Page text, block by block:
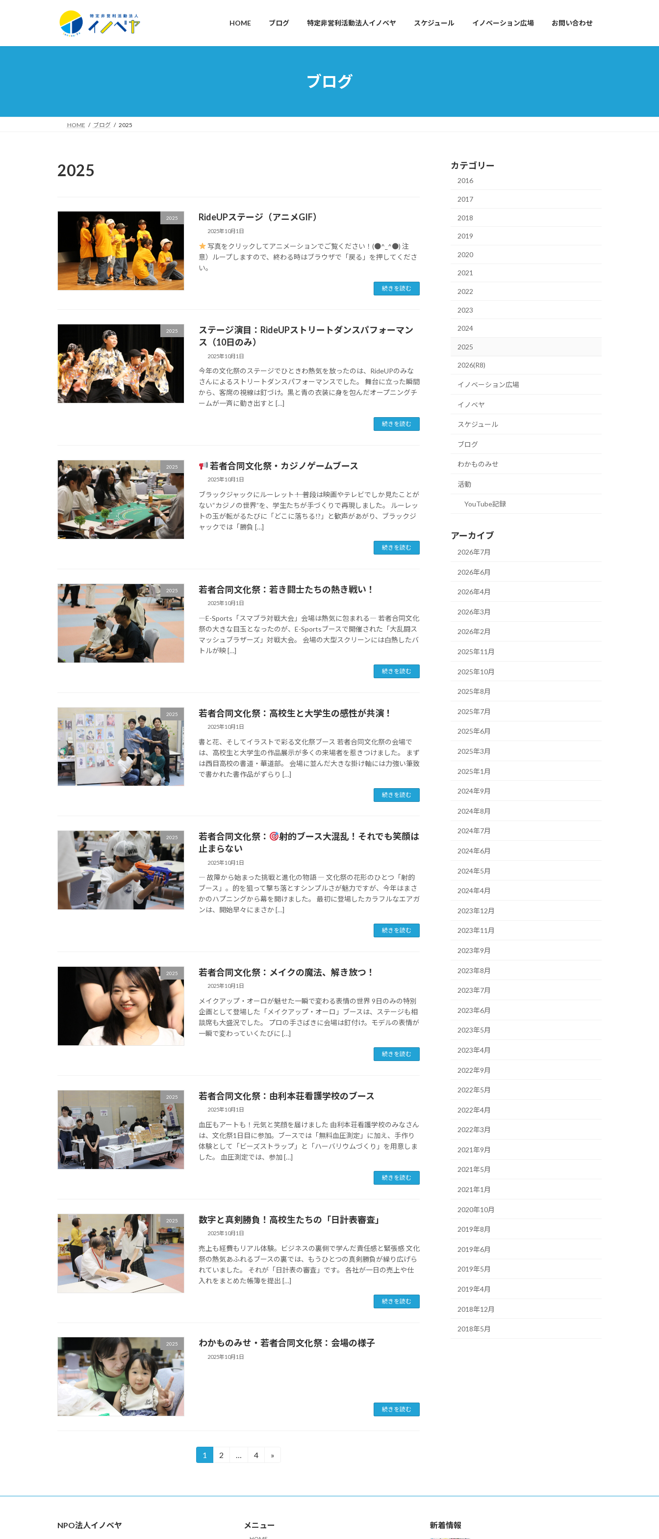
HOME ブログ 特定非営利活動法人イノベヤ スケジュール イノベーション広場 お問い合わせ
ブログ
HOME ブログ 2025
2025
2025 RideUPステージ（アニメGIF）
2025年10月1日
写真をクリックしてアニメーションでご覧ください！(●^_^●) 注
意）ループしますので、終わる時はブラウザで「戻る」を押してくださ
い。
続きを読む
2025
ステージ演目：RideUPストリートダンスパフォーマン
ス（10日のみ）
2025年10月1日
今年の文化祭のステージでひときわ熱気を放ったのは、RideUPのみな
さんによるストリートダンスパフォーマンスでした。 舞台に立った瞬間
から、客席の視線は釘づけ。黒と青の衣装に身を包んだオープニングチ
ームが一斉に動き出すと […]
続きを読む
2025 若者合同文化祭・カジノゲームブース
2025年10月1日
ブラックジャックにルーレット――！ 普段は映画やテレビでしか見たことが
ない“カジノの世界”を、学生たちが手づくりで再現しました。 ルーレッ
トの玉が転がるたびに「どこに落ちる!?」と歓声があがり、ブラックジ
ャックでは「勝負 […]
続きを読む
2025 若者合同文化祭：若き闘士たちの熱き戦い！
2025年10月1日
―E-Sports「スマブラ対戦大会」会場は熱気に包まれる― 若者合同文化
祭の大きな目玉となったのが、E-Sportsブースで開催された「大乱闘ス
マッシュブラザーズ」対戦大会。 会場の大型スクリーンには白熱したバ
トルが映 […]
続きを読む
2025 若者合同文化祭：高校生と大学生の感性が共演！
2025年10月1日
書と花、そしてイラストで彩る文化祭ブース 若者合同文化祭の会場で
は、高校生と大学生の作品展示が多くの来場者を惹きつけました。 まず
は西目高校の書道・華道部。 会場に並んだ大きな掛け軸には力強い筆致
で書かれた書作品がずらり […]
続きを読む
2025 若者合同文化祭：
射的ブース大混乱！それでも笑顔は
止まらない
2025年10月1日
― 故障から始まった挑戦と進化の物語 ― 文化祭の花形のひとつ「射的
ブース」。的を狙って撃ち落とすシンプルさが魅力ですが、今年はまさ
かのハプニングから幕を開けました。 最初に登場したカラフルなエアガ
ンは、開始早々にまさか […]
続きを読む
2025 若者合同文化祭：メイクの魔法、解き放つ！
2025年10月1日
メイクアップ・オーロが魅せた一瞬で変わる表情の世界 9日のみの特別
企画として登場した「メイクアップ・オーロ」ブースは、ステージも相
談席も大盛況でした。 プロの手さばきに会場は釘付け。モデルの表情が
一瞬で変わっていくたびに […]
続きを読む
2025 若者合同文化祭：由利本荘看護学校のブース
2025年10月1日
血圧もアートも！元気と笑顔を届けました 由利本荘看護学校のみなさん
は、文化祭1日目に参加。ブースでは「無料血圧測定」に加え、手作り
体験として「ビーズストラップ」と「ハーバリウムづくり」を用意しま
した。 血圧測定では、参加 […]
続きを読む
2025 数字と真剣勝負！高校生たちの「日計表審査」
2025年10月1日
売上も経費もリアル体験。ビジネスの裏側で学んだ責任感と緊張感 文化
祭の熱気あふれるブースの裏では、もうひとつの真剣勝負が繰り広げら
れていました。 それが「日計表の審査」です。 各社が一日の売上や仕
入れをまとめた帳簿を提出 […]
続きを読む
2025 わかものみせ・若者合同文化祭：会場の様子
2025年10月1日
続きを読む
の
ー
固
1
固
2 …
固
4 »
カテゴリー
2016
2017
2018
2019
2020
2021
2022
2023
2024
2025
2026(R8)
イノベーション広場
イノベヤ
スケジュール
ブログ
わかものみせ
活動
YouTube記録
アーカイブ
2026年7月
2026年6月
2026年4月
2026年3月
2026年2月
2025年11月
2025年10月
2025年8月
2025年7月
2025年6月
2025年3月
2025年1月
2024年9月
2024年8月
2024年7月
2024年6月
2024年5月
2024年4月
2023年12月
2023年11月
2023年9月
2023年8月
2023年7月
2023年6月
2023年5月
2023年4月
2022年9月
2022年5月
2022年4月
2022年3月
2021年9月
2021年5月
2021年1月
2020年10月
2019年8月
2019年6月
2019年5月
2019年4月
2018年12月
2018年5月
NPO法人イノベヤ メニュー 新着情報